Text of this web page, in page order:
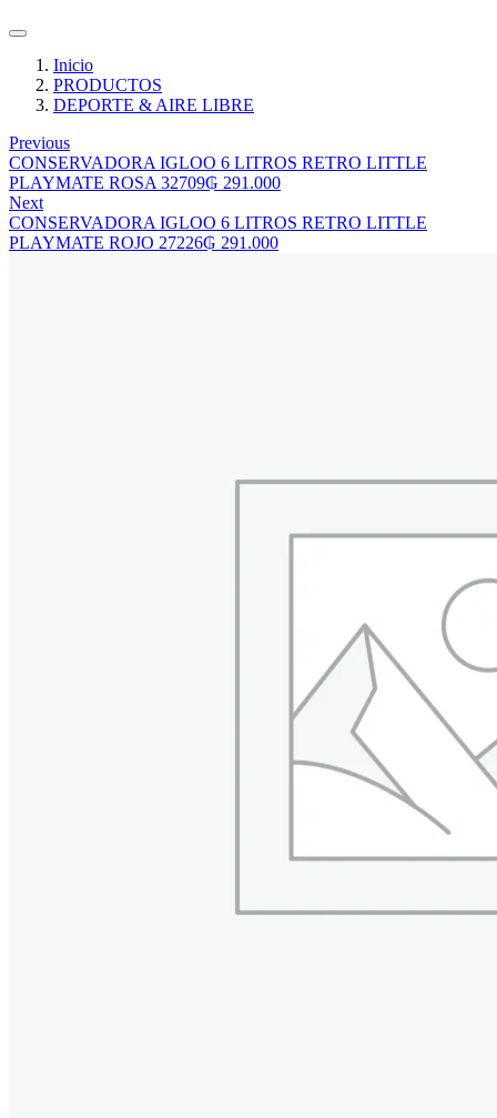
Inicio
PRODUCTOS
DEPORTE & AIRE LIBRE
Previous
CONSERVADORA IGLOO 6 LITROS RETRO LITTLE
PLAYMATE ROSA 32709₲ 291.000
Next
CONSERVADORA IGLOO 6 LITROS RETRO LITTLE
PLAYMATE ROJO 27226₲ 291.000